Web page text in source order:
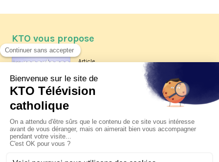
KTO vous propose
Article
Les reportages d'été 2026 de KTO
La visite pastorale du pape Léon
XIV à Assise à suivre sur KTO le
jeudi 6 août